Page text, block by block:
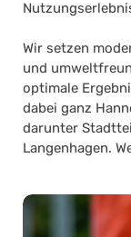
Wir setzen
und
optimale
dabei ganz
darunter
Langenhagen.